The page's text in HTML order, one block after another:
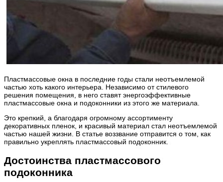
Пластмассовые окна в последние годы стали неотъемлемой
частью хоть какого интерьера. Независимо от стилевого
решения помещения, в него ставят энергоэффективные
пластмассовые окна и подоконники из этого же материала.
Это крепкий, а благодаря огромному ассортименту
декоративных пленок, и красивый материал стал неотъемлемой
частью нашей жизни. В статье воззвание отправится о том, как
правильно укреплять пластмассовый подоконник.
Достоинства пластмассового
подоконника